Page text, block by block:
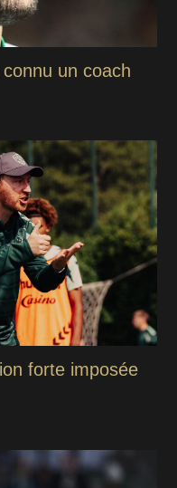
un coach
forte imposée